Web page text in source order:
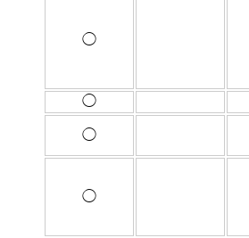
◯
◯
◯
◯